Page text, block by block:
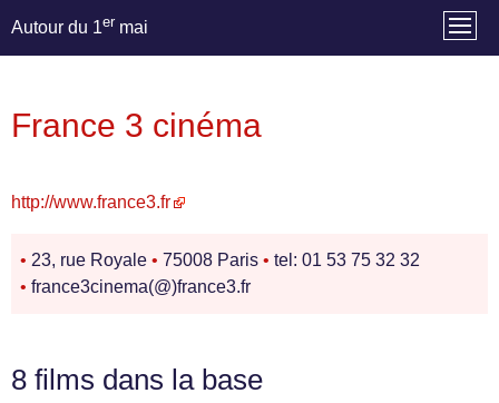
Autour du 1er mai
France 3 cinéma
http://www.france3.fr
• 23, rue Royale • 75008 Paris • tel: 01 53 75 32 32
• france3cinema(@)france3.fr
8 films dans la base